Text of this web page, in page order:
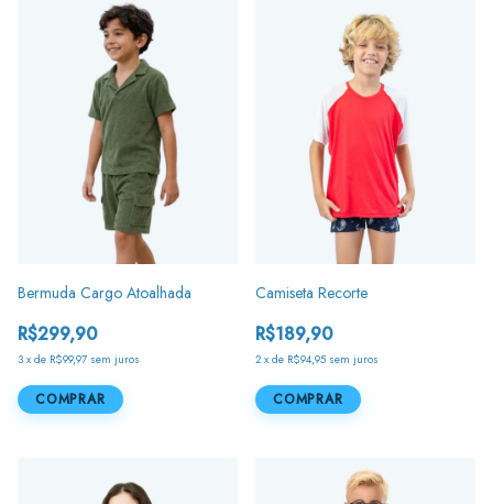
Bermuda Cargo Atoalhada
R$299,90
3 x de R$99,97 sem juros
COMPRAR
Camiseta Recorte
R$189,90
2 x de R$94,95 sem juros
COMPRAR